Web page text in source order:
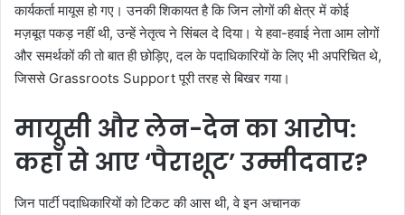
कार्यकर्ता मायूस हो गए। उनकी शिकायत है कि जिन लोगों की क्षेत्र में कोई
मज़बूत पकड़ नहीं थी, उन्हें नेतृत्व ने सिंबल दे दिया। ये हवा-हवाई नेता आम लोगों
और समर्थकों की तो बात ही छोड़िए, दल के पदाधिकारियों के लिए भी अपरिचित थे,
जिससे Grassroots Support पूरी तरह से बिखर गया।
मायूसी और लेन-देन का आरोप:
कहाँ से आए ‘पैराशूट’ उम्मीदवार?
जिन पार्टी पदाधिकारियों को टिकट की आस थी, वे इन अचानक